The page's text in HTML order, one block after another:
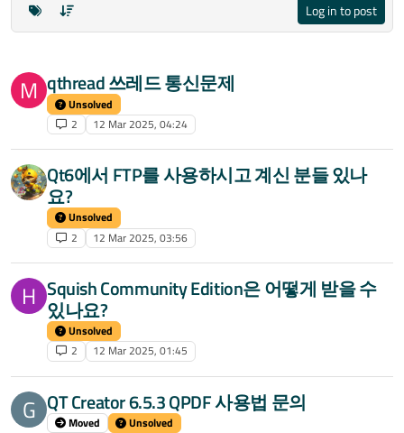
Log in to post
M qthread 쓰레드 통신문제
Unsolved
2
12 Mar 2025, 04:24
Qt6에서 FTP를 사용하시고 계신 분들 있나
요?
Unsolved
2
12 Mar 2025, 03:56
H Squish Community Edition은 어떻게 받을 수
있나요?
Unsolved
2
12 Mar 2025, 01:45
G QT Creator 6.5.3 QPDF 사용법 문의
Moved
Unsolved